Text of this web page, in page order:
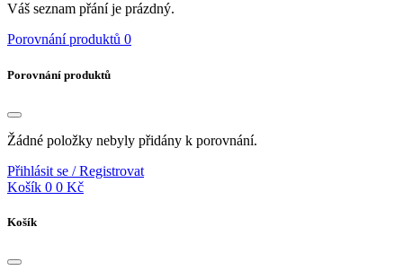
Váš seznam přání je prázdný.
Porovnání produktů 0
Porovnání produktů
Žádné položky nebyly přidány k porovnání.
Přihlásit se / Registrovat
Košík 0 0 Kč
Košík